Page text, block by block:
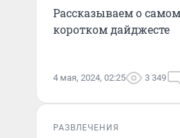
Рассказываем о
коротком дайджесте
4 мая, 2024, 02:25 3 349
РАЗВЛЕЧЕНИЯ